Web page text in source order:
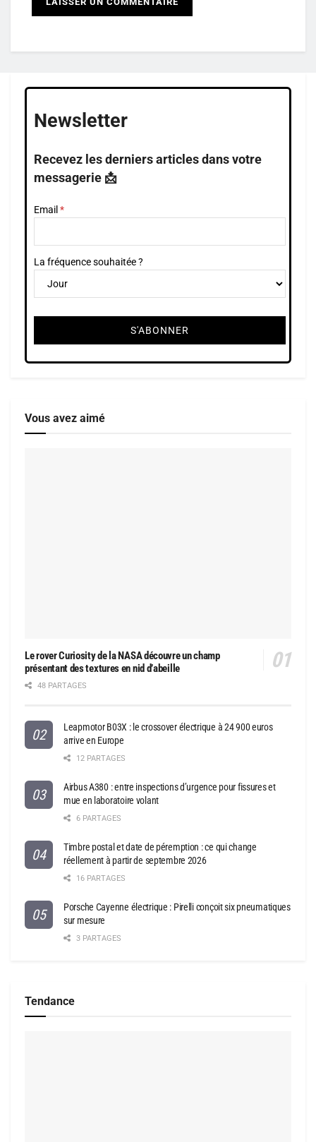
Newsletter
Recevez les derniers articles dans votre
messagerie 📩
Email
La fréquence souhaitée ?
Vous avez aimé
Le rover Curiosity de la NASA découvre un champ
présentant des textures en nid d’abeille
48 PARTAGES
Leapmotor B03X : le crossover électrique à 24 900 euros
arrive en Europe
12 PARTAGES
Airbus A380 : entre inspections d’urgence pour fissures et
mue en laboratoire volant
6 PARTAGES
Timbre postal et date de péremption : ce qui change
réellement à partir de septembre 2026
16 PARTAGES
Porsche Cayenne électrique : Pirelli conçoit six pneumatiques
sur mesure
3 PARTAGES
Tendance